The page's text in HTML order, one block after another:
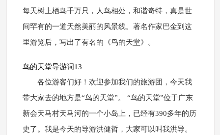
每天树上栖鸟千万只，人鸟相处，和谐奇特，真是世
间罕有的一道天然美丽的风景线。著名作家巴金到这
里游览后，写出了有名的《鸟的天堂》。
鸟的天堂导游词13
各位游客们好！欢迎参加我们的旅游团，今天我
带大家去的地方是“鸟的天堂”。 “鸟的天堂”位于广东
新会天马村天马河的一个小岛上，已经有390多年的历
史了。我是今天的导游洪健哲，大家可以叫我洪导。